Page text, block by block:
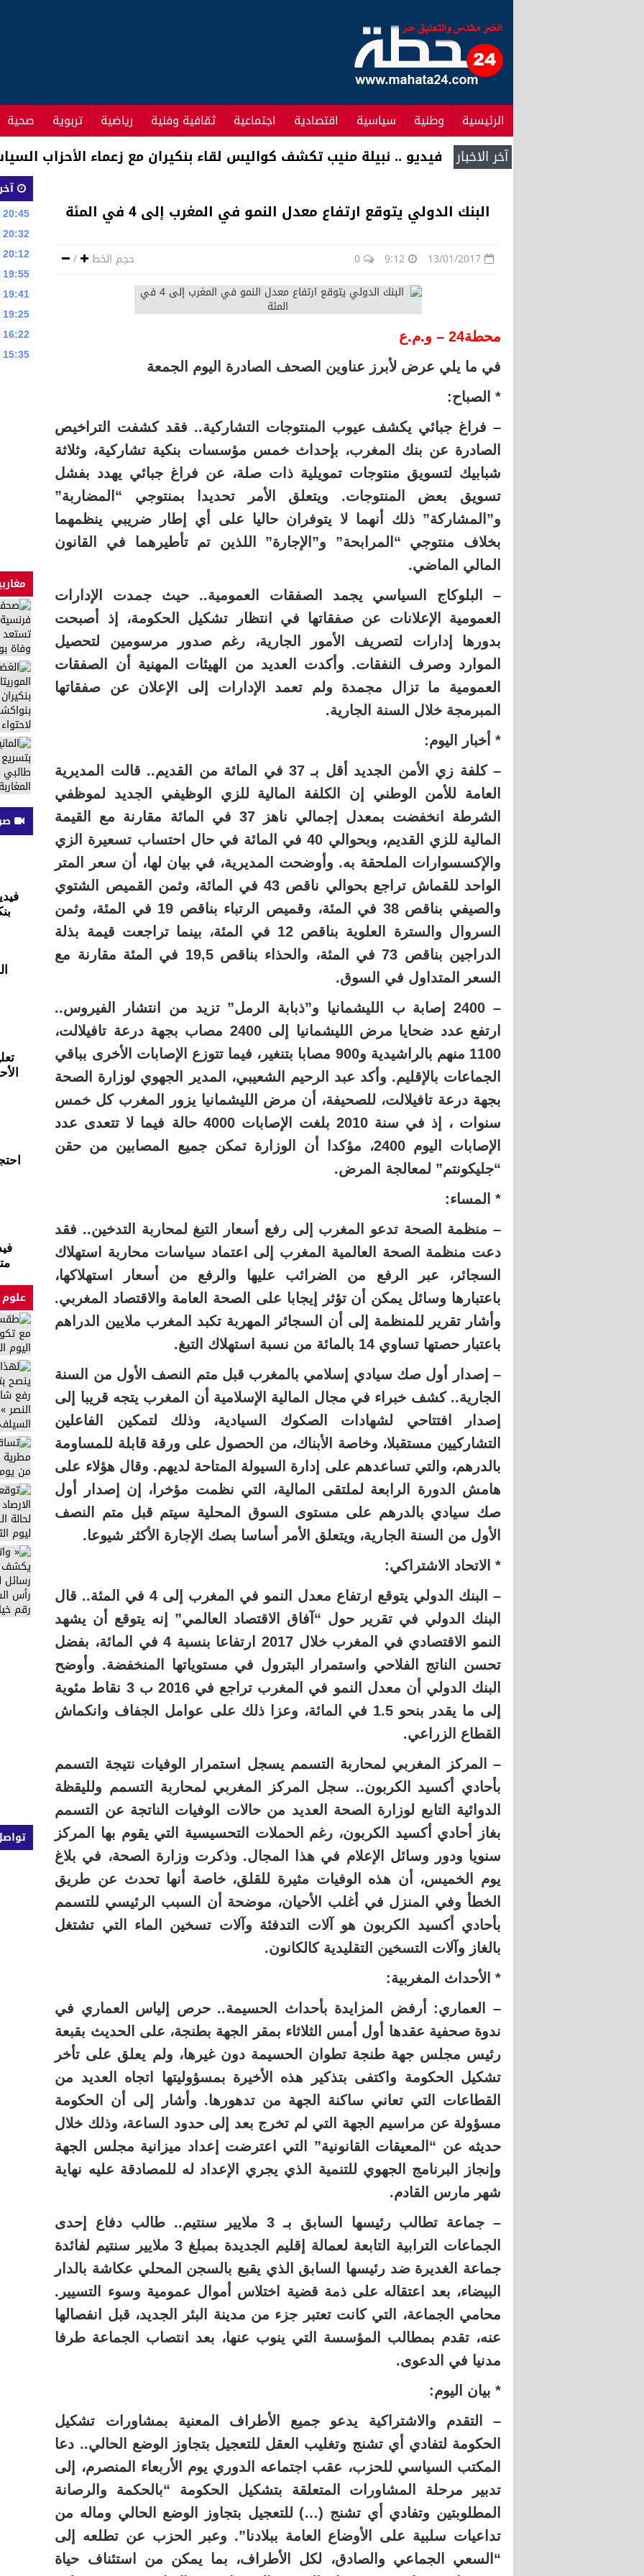
الرئيسية وطنية سياسية اقتصادية اجتماعية ثقافية وفنية رياضية تربوية صحية
آخر الاخبار الراضي .. انتخاب رئيس مجلس النواب يوم الاثنين المقبل
البنك الدولي يتوقع ارتفاع معدل النمو في المغرب إلى 4 في المئة
حجم الخط /
محطة24 – و.م.ع
في ما يلي عرض لأبرز عناوين الصحف الصادرة اليوم الجمعة
* الصباح:
– فراغ جبائي يكشف عيوب المنتوجات التشاركية.. فقد كشفت التراخيص
الصادرة عن بنك المغرب، بإحداث خمس مؤسسات بنكية تشاركية، وثلاثة
شبابيك لتسويق منتوجات تمويلية ذات صلة، عن فراغ جبائي يهدد بفشل
تسويق بعض المنتوجات. ويتعلق الأمر تحديدا بمنتوجي “المضاربة”
و”المشاركة” ذلك أنهما لا يتوفران حاليا على أي إطار ضريبي ينظمهما
بخلاف منتوجي “المرابحة” و”الإجارة” اللذين تم تأطيرهما في القانون
المالي الماضي.
– البلوكاج السياسي يجمد الصفقات العمومية.. حيث جمدت الإدارات
العمومية الإعلانات عن صفقاتها في انتظار تشكيل الحكومة، إذ أصبحت
بدورها إدارات لتصريف الأمور الجارية، رغم صدور مرسومين لتحصيل
الموارد وصرف النفقات. وأكدت العديد من الهيئات المهنية أن الصفقات
العمومية ما تزال مجمدة ولم تعمد الإدارات إلى الإعلان عن صفقاتها
المبرمجة خلال السنة الجارية.
* أخبار اليوم:
– كلفة زي الأمن الجديد أقل بـ 37 في المائة من القديم.. قالت المديرية
العامة للأمن الوطني إن الكلفة المالية للزي الوظيفي الجديد لموظفي
الشرطة انخفضت بمعدل إجمالي ناهز 37 في المائة مقارنة مع القيمة
المالية للزي القديم، وبحوالي 40 في المائة في حال احتساب تسعيرة الزي
والإكسسوارات الملحقة به. وأوضحت المديرية، في بيان لها، أن سعر المتر
الواحد للقماش تراجع بحوالي ناقص 43 في المائة، وثمن القميص الشتوي
والصيفي بناقص 38 في المئة، وقميص الرتباء بناقص 19 في المئة، وثمن
السروال والسترة العلوية بناقص 12 في المئة، بينما تراجعت قيمة بذلة
الدراجين بناقص 73 في المئة، والحذاء بناقص 19,5 في المئة مقارنة مع
السعر المتداول في السوق.
– 2400 إصابة ب الليشمانيا و”ذبابة الرمل” تزيد من انتشار الفيروس..
ارتفع عدد ضحايا مرض الليشمانيا إلى 2400 مصاب بجهة درعة تافيلالت،
1100 منهم بالراشيدية و900 مصابا بتنغير، فيما تتوزع الإصابات الأخرى بباقي
الجماعات بالإقليم. وأكد عبد الرحيم الشعيبي، المدير الجهوي لوزارة الصحة
بجهة درعة تافيلالت، للصحيفة، أن مرض الليشمانيا يزور المغرب كل خمس
سنوات ، إذ في سنة 2010 بلغت الإصابات 4000 حالة فيما لا تتعدى عدد
الإصابات اليوم 2400، مؤكدا أن الوزارة تمكن جميع المصابين من حقن
“جليكونتم” لمعالجة المرض.
* المساء:
– منظمة الصحة تدعو المغرب إلى رفع أسعار التبغ لمحاربة التدخين.. فقد
دعت منظمة الصحة العالمية المغرب إلى اعتماد سياسات محاربة استهلاك
السجائر، عبر الرفع من الضرائب عليها والرفع من أسعار استهلاكها،
باعتبارها وسائل يمكن أن تؤثر إيجابا على الصحة العامة والاقتصاد المغربي.
وأشار تقرير للمنظمة إلى أن السجائر المهربة تكبد المغرب ملايين الدراهم
باعتبار حصتها تساوي 14 بالمائة من نسبة استهلاك التبغ.
– إصدار أول صك سيادي إسلامي بالمغرب قبل متم النصف الأول من السنة
الجارية.. كشف خبراء في مجال المالية الإسلامية أن المغرب يتجه قريبا إلى
إصدار افتتاحي لشهادات الصكوك السيادية، وذلك لتمكين الفاعلين
التشاركيين مستقبلا، وخاصة الأبناك، من الحصول على ورقة قابلة للمساومة
بالدرهم، والتي تساعدهم على إدارة السيولة المتاحة لديهم. وقال هؤلاء على
هامش الدورة الرابعة لملتقى المالية، التي نظمت مؤخرا، إن إصدار أول
صك سيادي بالدرهم على مستوى السوق المحلية سيتم قبل متم النصف
الأول من السنة الجارية، ويتعلق الأمر أساسا بصك الإجارة الأكثر شيوعا.
* الاتحاد الاشتراكي:
– البنك الدولي يتوقع ارتفاع معدل النمو في المغرب إلى 4 في المئة.. قال
البنك الدولي في تقرير حول “آفاق الاقتصاد العالمي” إنه يتوقع أن يشهد
النمو الاقتصادي في المغرب خلال 2017 ارتفاعا بنسبة 4 في المائة، بفضل
تحسن الناتج الفلاحي واستمرار البترول في مستوياتها المنخفضة. وأوضح
البنك الدولي أن معدل النمو في المغرب تراجع في 2016 ب 3 نقاط مئوية
إلى ما يقدر بنحو 1.5 في المائة، وعزا ذلك على عوامل الجفاف وانكماش
القطاع الزراعي.
– المركز المغربي لمحاربة التسمم يسجل استمرار الوفيات نتيجة التسمم
بأحادي أكسيد الكربون.. سجل المركز المغربي لمحاربة التسمم ولليقظة
الدوائية التابع لوزارة الصحة العديد من حالات الوفيات الناتجة عن التسمم
بغاز أحادي أكسيد الكربون، رغم الحملات التحسيسية التي يقوم بها المركز
سنويا ودور وسائل الإعلام في هذا المجال. وذكرت وزارة الصحة، في بلاغ
يوم الخميس، أن هذه الوفيات مثيرة للقلق، خاصة أنها تحدث عن طريق
الخطأ وفي المنزل في أغلب الأحيان، موضحة أن السبب الرئيسي للتسمم
بأحادي أكسيد الكربون هو آلات التدفئة وآلات تسخين الماء التي تشتغل
بالغاز وآلات التسخين التقليدية كالكانون.
* الأحداث المغربية:
– العماري: أرفض المزايدة بأحداث الحسيمة.. حرص إلياس العماري في
ندوة صحفية عقدها أول أمس الثلاثاء بمقر الجهة بطنجة، على الحديث بقبعة
رئيس مجلس جهة طنجة تطوان الحسيمة دون غيرها، ولم يعلق على تأخر
تشكيل الحكومة واكتفى بتذكير هذه الأخيرة بمسؤوليتها اتجاه العديد من
القطاعات التي تعاني ساكنة الجهة من تدهورها. وأشار إلى أن الحكومة
مسؤولة عن مراسيم الجهة التي لم تخرج بعد إلى حدود الساعة، وذلك خلال
حديثه عن “المعيقات القانونية” التي اعترضت إعداد ميزانية مجلس الجهة
وإنجاز البرنامج الجهوي للتنمية الذي يجري الإعداد له للمصادقة عليه نهاية
شهر مارس القادم.
– جماعة تطالب رئيسها السابق بـ 3 ملايير سنتيم.. طالب دفاع إحدى
الجماعات الترابية التابعة لعمالة إقليم الجديدة بمبلغ 3 ملايير سنتيم لفائدة
جماعة الغديرة ضد رئيسها السابق الذي يقبع بالسجن المحلي عكاشة بالدار
البيضاء، بعد اعتقاله على ذمة قضية اختلاس أموال عمومية وسوء التسيير.
محامي الجماعة، التي كانت تعتبر جزء من مدينة البئر الجديد، قبل انفصالها
عنه، تقدم بمطالب المؤسسة التي ينوب عنها، بعد انتصاب الجماعة طرفا
مدنيا في الدعوى.
* بيان اليوم:
– التقدم والاشتراكية يدعو جميع الأطراف المعنية بمشاورات تشكيل
الحكومة لتفادي أي تشنج وتغليب العقل للتعجيل بتجاوز الوضع الحالي.. دعا
المكتب السياسي للحزب، عقب اجتماعه الدوري يوم الأربعاء المنصرم، إلى
تدبير مرحلة المشاورات المتعلقة بتشكيل الحكومة “بالحكمة والرصانة
المطلوبتين وتفادي أي تشنج (…) للتعجيل بتجاوز الوضع الحالي وماله من
تداعيات سلبية على الأوضاع العامة ببلادنا”. وعبر الحزب عن تطلعه إلى
“السعي الجماعي والصادق، لكل الأطراف، بما يمكن من استئناف حياة
20:45
20:32
20:12
19:55
19:41
19:25
16:22
15:35
علوم